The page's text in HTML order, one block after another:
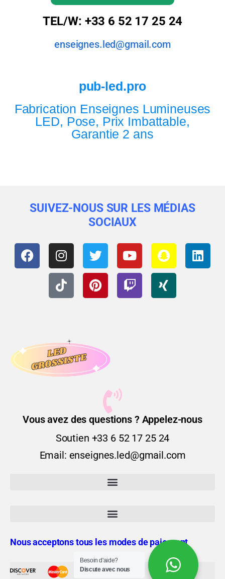
TEL/W: +33 6 52 17 25 24
enseignes.led@gmail.com
pub-led.pro
Fabrication Enseignes Lumineuses
LED, Pose, Prix Imbattable,
Garantie 2 ans​
SUIVEZ-NOUS SUR LES MÉDIAS
SOCIAUX
Vous avez des questions ? Appelez-nous
Soutien +33 6 52 17 25 24
Email: enseignes.led@gmail.com
Nous acceptons tous les modes de paiement
Besoin d'aide?
Discute avec nous